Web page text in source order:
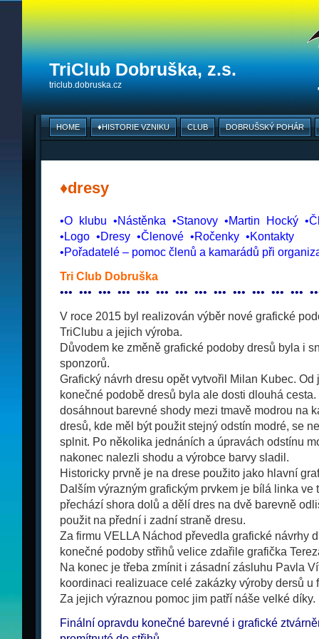
TriClub Dobruška, z.s.
triclub.dobruska.cz
HOME ♦HISTORIE VZNIKU CLUB DOBRUŠSKÝ POHÁR
♦dresy
•O_ klubu •Nástěnka •Stanovy_ •Martin Hocký_
•Logo_ •Dresy_ •Členové_ •Ročenky_ •Kontakty
•Pořadatelé – pomoc členů a kamarádů při
Tri Club Dobruška
••• ••• ••• ••• ••• ••• ••• ••• ••• ••• ••• ••• ••• ••
V roce 2015 byl realizován výběr nové grafické
TriClubu a jejich výroba.
Důvodem ke změně grafické podoby dresů byla i
sponzorů.
Grafický návrh dresu opět vytvořil Milan Kubec. Od
konečné podobě dresů byla ale dosti dlouhá
dosáhnout barevné shody mezi tmavě modrou na
dresů, kde měl být použit stejný odstín modré, se
splnit. Po několika jednáních a úpravách odstínu
nakonec nalezli shodu a výrobce barvy sladil.
Historicky prvně je na drese použito jako hlavní
Dalším výrazným grafickým prvkem je bílá linka ve
přechází shora dolů a dělí dres na dvě barevně
použit na přední i zadní straně dresu.
Za firmu VELLA Náchod převedla grafické návrhy
konečné podoby střihů velice zdařile grafička
Na konec je třeba zmínit i zásadní zásluhu Pavla
koordinaci realizuace celé zakázky výroby dersů u
Za jejich výraznou pomoc jim patří náše velké díky.
Finální opravdu konečné barevné i grafické